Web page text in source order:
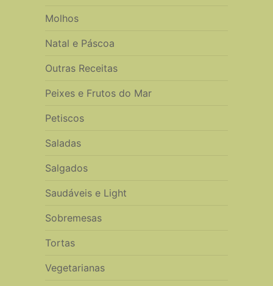
Molhos
Natal e Páscoa
Outras Receitas
Peixes e Frutos do Mar
Petiscos
Saladas
Salgados
Saudáveis e Light
Sobremesas
Tortas
Vegetarianas